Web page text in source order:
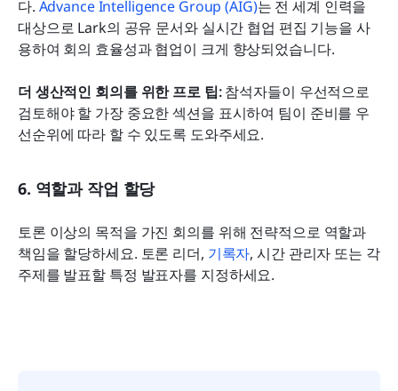
다. Advance Intelligence Group (AIG)는 전 세계 인력을
대상으로 Lark의 공유 문서와 실시간 협업 편집 기능을 사
용하여 회의 효율성과 협업이 크게 향상되었습니다.
더 생산적인 회의를 위한 프로 팁: 참석자들이 우선적으로
검토해야 할 가장 중요한 섹션을 표시하여 팀이 준비를 우
선순위에 따라 할 수 있도록 도와주세요.
6. 역할과 작업 할당
토론 이상의 목적을 가진 회의를 위해 전략적으로 역할과
책임을 할당하세요. 토론 리더, 기록자, 시간 관리자 또는 각
주제를 발표할 특정 발표자를 지정하세요.